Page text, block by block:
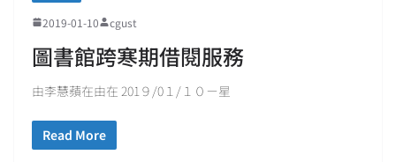
2019-01-10 cgust
圖書館跨寒期借閱服務
由李慧蘋在由在 201９/0１/１０－星
Read More